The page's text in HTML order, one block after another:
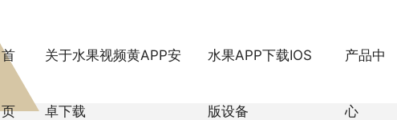
首
页
关于水果视频黄APP安
卓下载
水果APP下载IOS
版设备
产品中
心